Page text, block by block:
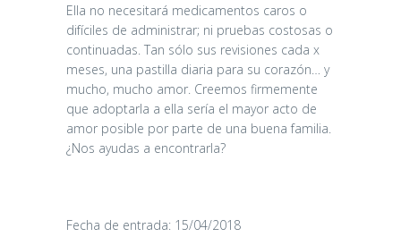
Ella no necesitará medicamentos caros o
difíciles de administrar; ni pruebas costosas o
continuadas. Tan sólo sus revisiones cada x
meses, una pastilla diaria para su corazón… y
mucho, mucho amor. Creemos firmemente
que adoptarla a ella sería el mayor acto de
amor posible por parte de una buena familia.
¿Nos ayudas a encontrarla?
Fecha de entrada: 15/04/2018